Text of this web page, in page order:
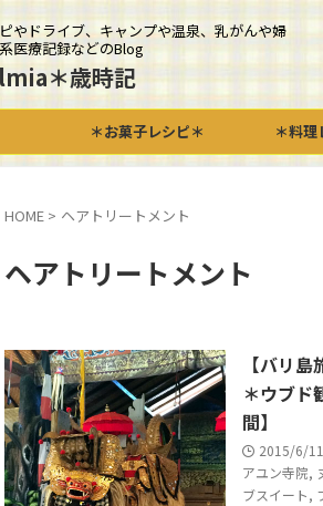
やドライブ、キャンプや温泉、乳がんや婦
医療記録などのBlog
＊歳時記
＊お菓子レシピ＊ ＊料理
HOME > ヘアトリートメント
ヘアトリートメント
【バリ
＊ウブド
間】
2015/6/11
アユン寺院,
ブスイート,